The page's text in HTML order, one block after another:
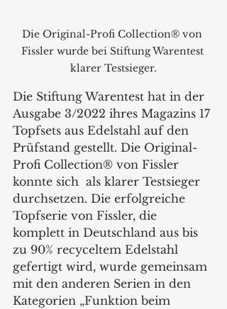
Die Original-Profi Collection® von
Fissler wurde bei Stiftung Warentest
klarer Testsieger.
Die Stiftung Warentest hat in der
Ausgabe 3/2022 ihres Magazins 17
Topfsets aus Edelstahl auf den
Prüfstand gestellt. Die Original-
Profi Collection® von Fissler
konnte sich  als klarer Testsieger
durchsetzen. Die erfolgreiche
Topfserie von Fissler, die
komplett in Deutschland aus bis
zu 90% recyceltem Edelstahl
gefertigt wird, wurde gemeinsam
mit den anderen Serien in den
Kategorien „Funktion beim